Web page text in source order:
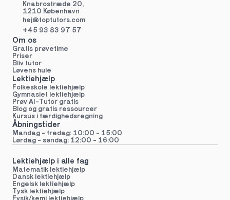
Knabrostræde 20,
1210 København
hej@toptutors.com
+45 93 83 97 57
Om os
Gratis prøvetime
Priser
Bliv tutor
Løvens hule
Lektiehjælp
Folkeskole lektiehjælp
Gymnasiet lektiehjælp
Prøv AI-Tutor gratis
Blog og gratis ressourcer
Kursus i færdighedsregning
Åbningstider
Mandag - fredag: 10:00 - 15:00
Lørdag - søndag: 12:00 - 16:00
Lektiehjælp i alle fag
Matematik lektiehjælp
Dansk lektiehjælp
Engelsk lektiehjælp
Tysk lektiehjælp